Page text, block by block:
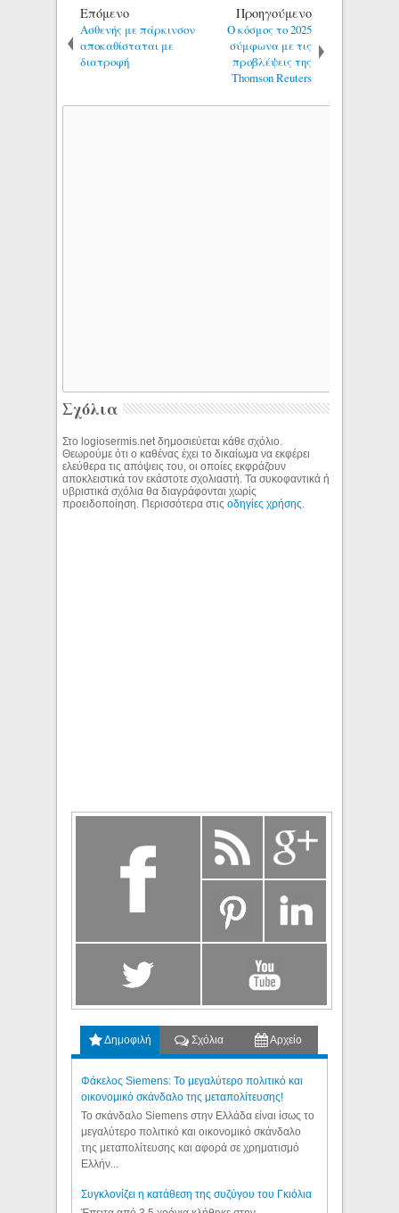
Επόμενο
Ασθενής με πάρκινσον
αποκαθίσταται με
διατροφή
Προηγούμενο
Ο κόσμος το 2025
σύμφωνα με τις
προβλέψεις της
Thοmson Reuters
Σχόλια
Στο logiosermis.net δημοσιεύεται κάθε σχόλιο.
Θεωρούμε ότι ο καθένας έχει το δικαίωμα να εκφέρει
ελεύθερα τις απόψεις του, οι οποίες εκφράζουν
αποκλειστικά τον εκάστοτε σχολιαστή. Τα συκοφαντικά ή
υβριστικά σχόλια θα διαγράφονται χωρίς
προειδοποίηση. Περισσότερα στιςοδηγίες χρήσης
Δημοφιλή Σχόλια Αρχείο
Φάκελος Siemens: Το μεγαλύτερο πολιτικό και
οικονομικό σκάνδαλο της μεταπολίτευσης!
Το σκάνδαλο Siemens στην Ελλάδα είναι ίσως το
μεγαλύτερο πολιτικό και οικονομικό σκάνδαλο
της μεταπολίτευσης και αφορά σε χρηματισμό
Ελλήν...
Συγκλονίζει η κατάθεση της συζύγου του Γκιόλια